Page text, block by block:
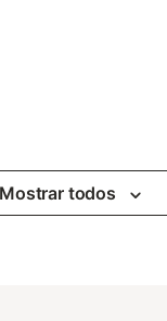
Mostrar todos